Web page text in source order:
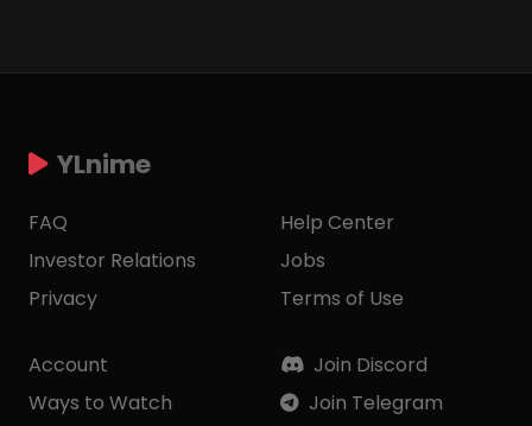
YLnime
FAQ
Investor Relations
Privacy
Help Center
Jobs
Terms of Use
Account
Ways to Watch
Join Discord
Join Telegram